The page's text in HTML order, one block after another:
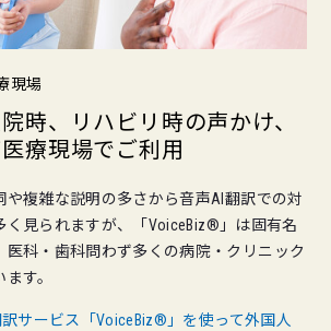
現場
時、リハビリ時の声かけ、
療現場でご利用
や複雑な説明の多さから音声AI翻訳での対
く見られますが、「VoiceBiz®」は固有名
医科・歯科問わず多くの病院・クリニック
す。
サービス「VoiceBiz®」を使って外国人